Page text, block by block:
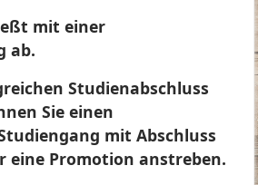
mit einer
ab.
Studienabschluss
Sie einen
mit Abschluss
eine Promotion anstreben.